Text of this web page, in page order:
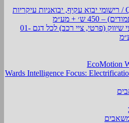
רישומים Q1/2023 / רישומי יבוא עקיף, יבואניות עיקריות
רישומים לפי ערוצי שיווק (פרטי, ציי רכב) לכל דגם 01-
EcoMotion
Wards Intelligence Focus:
משאבים